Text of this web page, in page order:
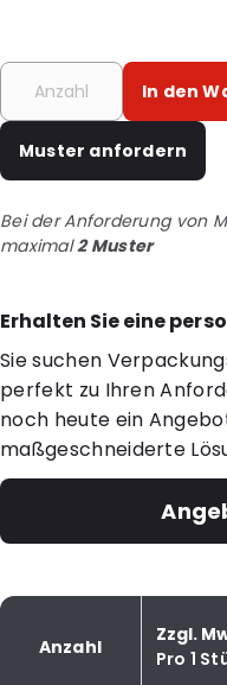
In den
Muster anfordern
Bei der Anforderung von
maximal2 Muster
Erhalten Sie eine
Sie suchen
perfekt zu Ihren
noch heute ein
maßgeschneiderte
Anzahl
Zzgl.
Pro 1